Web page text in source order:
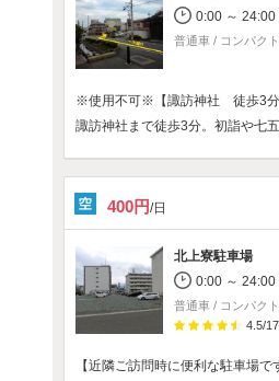
0:00 ～ 24:00
普通車 / コンパク
※使用不可※【諏訪神社 徒歩3分
諏訪神社まで徒歩3分。初詣や七
400円/日
北上寮駐車場
0:00 ～ 24:00
普通車 / コンパク
4.5/17
【近隣ご訪問時に便利な駐車場で